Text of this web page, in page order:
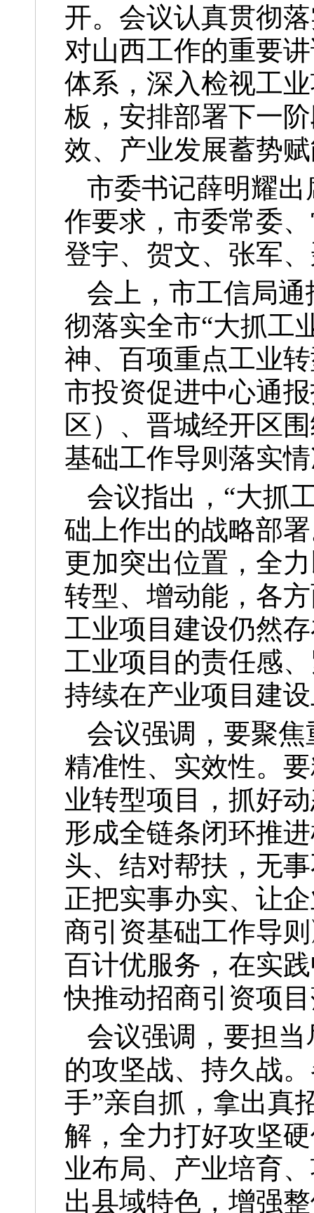
开。会议认真贯彻
对山西工作的重要
体系，深入检视工
板，安排部署下一
效、产业发展蓄势
市委书记薛明耀
作要求，市委常委
登宇、贺文、张军
会上，市工信局
彻落实全市“大抓工
神、百项重点工业
市投资促进中心通
区）、晋城经开区
基础工作导则落实
会议指出，“大抓
础上作出的战略部
更加突出位置，全
转型、增动能，各
工业项目建设仍然
工业项目的责任感
持续在产业项目建
会议强调，要聚
精准性、实效性。
业转型项目，抓好
形成全链条闭环推
头、结对帮扶，无
正把实事办实、让
商引资基础工作导
百计优服务，在实
快推动招商引资项
会议强调，要担
的攻坚战、持久战
手”亲自抓，拿出真
解，全力打好攻坚
业布局、产业培育
出县域特色，增强